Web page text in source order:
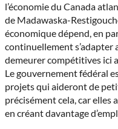
l’économie du Canada
de Madawaska-
économique dépend, en
continuellement s’adapter
demeurer compétitives ici
Le gouvernement fédéral
projets qui aideront de
précisément cela, car
en créant davantage